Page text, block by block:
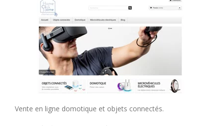
Vente en ligne domotique et objets connectés.